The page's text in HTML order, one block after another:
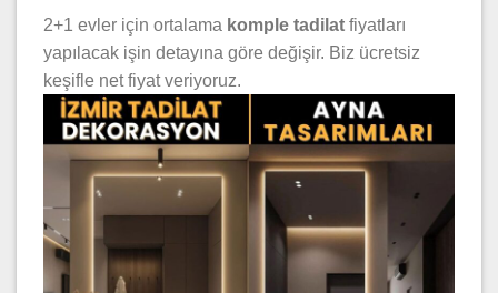
2+1 evler için ortalama komple tadilat fiyatları
yapılacak işin detayına göre değişir. Biz ücretsiz
keşifle net fiyat veriyoruz.